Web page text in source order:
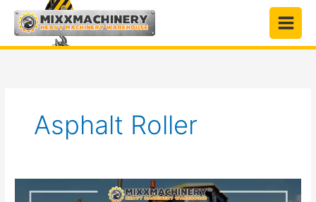
content
Asphalt Roller